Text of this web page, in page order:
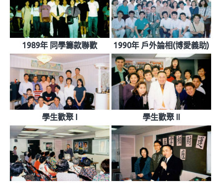
1989年 同學籌款聯歡 1990年 戶外論相(博愛義助)
學生歡聚 I 學生歡聚 II